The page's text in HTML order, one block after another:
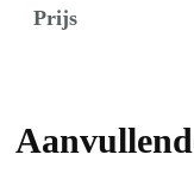
Prijs